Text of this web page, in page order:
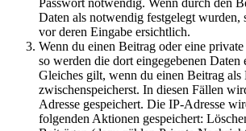
Passwort notwendig. Wenn durch den
Daten als notwendig festgelegt wurden,
vor deren Eingabe ersichtlich.
Wenn du einen Beitrag oder eine
so werden die dort eingegebenen Daten
Gleiches gilt, wenn du einen Beitrag
zwischenspeicherst. In diesen Fällen
Adresse gespeichert. Die IP-Adresse
folgenden Aktionen gespeichert: